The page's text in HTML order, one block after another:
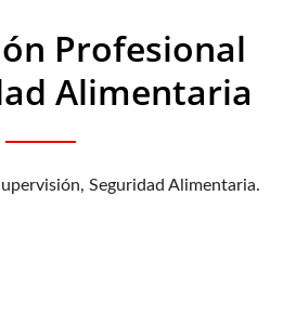
Profesional
Alimentaria
Seguridad Alimentaria.